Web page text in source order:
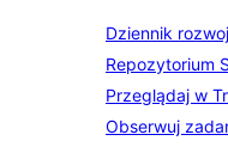
Dziennik
Repozytorium
Przeglądaj w
Obserwuj